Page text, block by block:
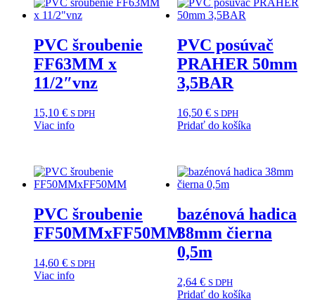
PVC šroubenie
FF63MM x
11/2″vnz
15,10 € S DPH
Viac info
PVC posúvač
PRAHER 50mm
3,5BAR
16,50 € S DPH
Pridať do košíka
PVC šroubenie
FF50MMxFF50MM
14,60 € S DPH
Viac info
bazénová hadica
38mm čierna
0,5m
2,64 € S DPH
Pridať do košíka